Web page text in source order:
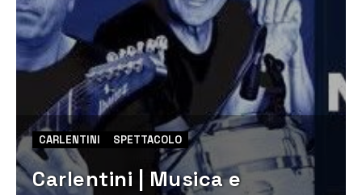
CARLENTINI SPETTACOLO
Carlentini | Musica e